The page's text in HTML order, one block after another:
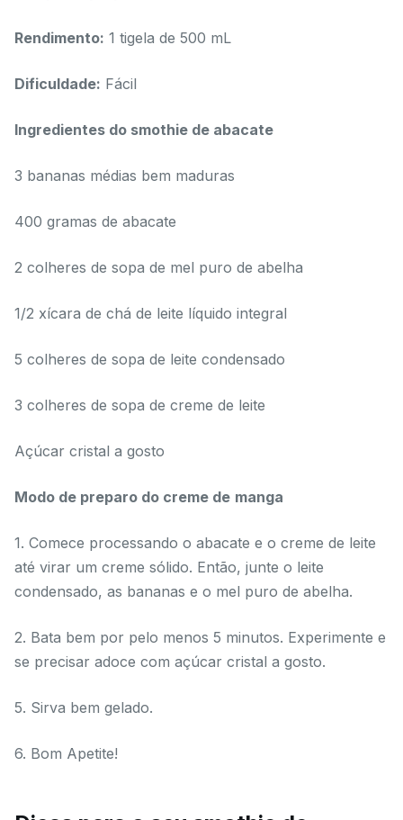
Rendimento: 1 tigela de 500 mL
Dificuldade: Fácil
Ingredientes do smothie de abacate
3 bananas médias bem maduras
400 gramas de abacate
2 colheres de sopa de mel puro de abelha
1/2 xícara de chá de leite líquido integral
5 colheres de sopa de leite condensado
3 colheres de sopa de creme de leite
Açúcar cristal a gosto
Modo de preparo do creme de manga
1. Comece processando o abacate e o creme de leite
até virar um creme sólido. Então, junte o leite
condensado, as bananas e o mel puro de abelha.
2. Bata bem por pelo menos 5 minutos. Experimente e
se precisar adoce com açúcar cristal a gosto.
5. Sirva bem gelado.
6. Bom Apetite!